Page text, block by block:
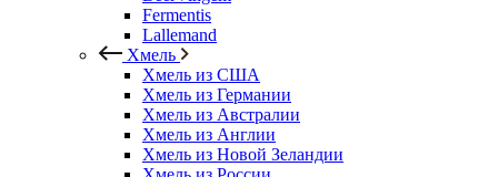
Fermentis
Lallemand
Хмель
Хмель из США
Хмель из Германии
Хмель из Австралии
Хмель из Англии
Хмель из Новой Зеландии